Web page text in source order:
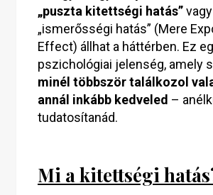
„puszta kitettségi hatás”
„ismerősségi hatás” (Mere
Effect) állhat a háttérben. Ez
pszichológiai jelenség, amely
minél többször találkozol
annál inkább kedveled –
tudatosítanád.
Mi a kitettségi